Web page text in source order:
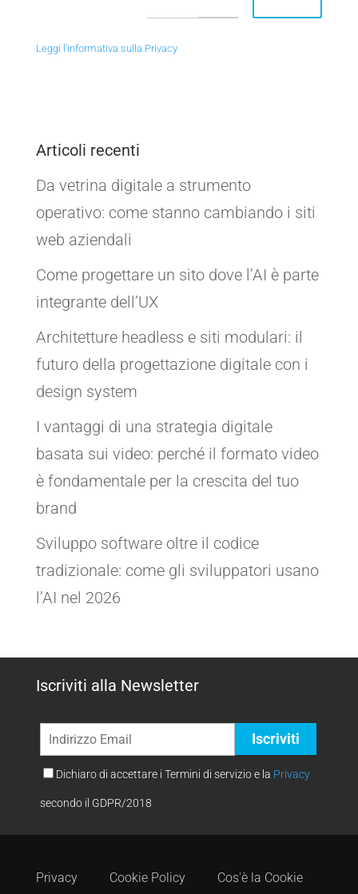
Leggi l'informativa sulla Privacy
Articoli recenti
Da vetrina digitale a strumento
operativo: come stanno cambiando i siti
web aziendali
Come progettare un sito dove l’AI è parte
integrante dell’UX
Architetture headless e siti modulari: il
futuro della progettazione digitale con i
design system
I vantaggi di una strategia digitale
basata sui video: perché il formato video
è fondamentale per la crescita del tuo
brand
Sviluppo software oltre il codice
tradizionale: come gli sviluppatori usano
l’AI nel 2026
Iscriviti alla Newsletter
Dichiaro di accettare i Termini di servizio e la Privacy
secondo il GDPR/2018
Privacy Cookie Policy Cos'è la Cookie